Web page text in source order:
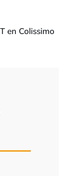
en Colissimo